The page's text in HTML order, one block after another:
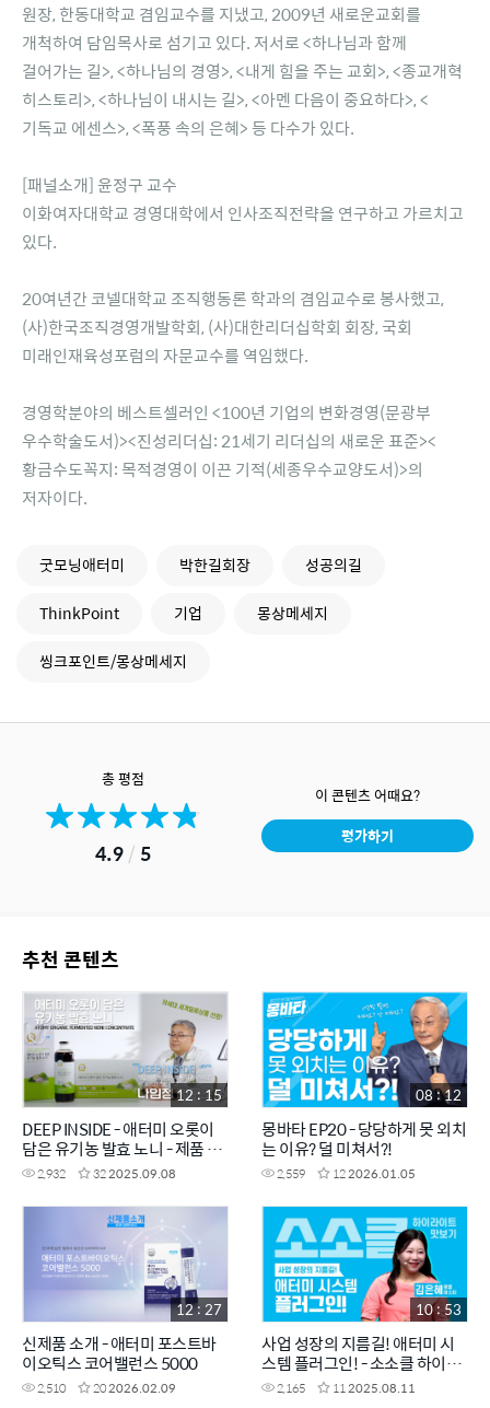
원장, 한동대학교 겸임교수를 지냈고, 2009년 새로운교회를
개척하여 담임목사로 섬기고 있다. 저서로 <하나님과 함께
걸어가는 길>, <하나님의 경영>, <내게 힘을 주는 교회>, <종교개혁
히스토리>, <하나님이 내시는 길>, <아멘 다음이 중요하다>, <
기독교 에센스>, <폭풍 속의 은혜> 등 다수가 있다.
[패널소개] 윤정구 교수
이화여자대학교 경영대학에서 인사조직전략을 연구하고 가르치고
있다.
20여년간 코넬대학교 조직행동론 학과의 겸임교수로 봉사했고,
(사)한국조직경영개발학회, (사)대한리더십학회 회장, 국회
미래인재육성포럼의 자문교수를 역임했다.
경영학분야의 베스트셀러인 <100년 기업의 변화경영(문광부
우수학술도서)><진성리더십: 21세기 리더십의 새로운 표준><
황금수도꼭지: 목적경영이 이끈 기적(세종우수교양도서)>의
저자이다.
굿모닝애터미 박한길회장
성공의길
ThinkPoint
기업
몽상메세지
씽크포인트/몽상메세지
총 평점
4.9/ 5
이 콘텐츠 어때요?
평가하기
추천 콘텐츠
DEEP INSIDE - 애터미 오롯이
담은 유기농 발효 노니 - 제품 개
발자에게 직접 듣는 제품 이야기
2,932 322025.09.08
12 : 15
몽바타 EP20 - 당당하게 못 외치
는 이유? 덜 미쳐서?!
2,559 122026.01.05
08 : 12
신제품 소개 - 애터미 포스트바
이오틱스 코어밸런스 5000
2,510 202026.02.09
12 : 27
사업 성장의 지름길! 애터미 시
스템 플러그인! - 소소클 하이라
이트 맛보기
2,165 112025.08.11
10 : 53